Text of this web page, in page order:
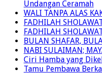
Kisah Kiai Ahmad
Undangan Ceramah
WALI TANPA ALAS
FADHILAH
FADHILAH
BULAN SHAFAR,
NABI SULAIMAN;
Ciri Hamba yang